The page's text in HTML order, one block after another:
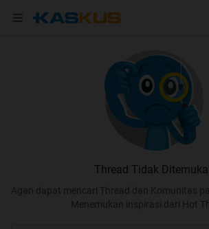
Thread Tidak
Agan dapat mencari Thread dan Komunitas
Menemukan inspirasi dari Hot